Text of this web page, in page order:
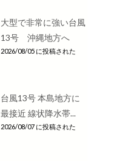
大型で非常に強い台風
13号 沖縄地方へ
2026/08/05 に投稿された
台風13号 本島地方に
最接近 線状降水帯...
2026/08/07 に投稿された